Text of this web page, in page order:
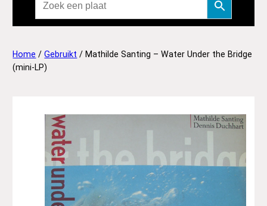
Home /Gebruikt / Mathilde Santing – Water Under the Bridge
(mini-LP)